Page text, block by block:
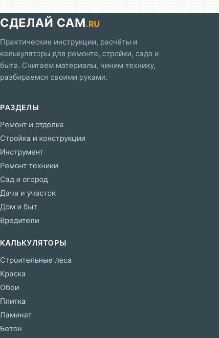
СДЕЛАЙ САМ.RU
Практические инструкции, расчёты и
калькуляторы для ремонта, стройки, сада и
быта. Считаем материалы, чиним технику,
разбираемся своими руками.
РАЗДЕЛЫ
Ремонт и отделка
Стройка и конструкции
Инструмент
Ремонт техники
Сад и огород
Дача и участок
Дом и быт
Вредители
КАЛЬКУЛЯТОРЫ
Строительные леса
Краска
Обои
Плитка
Ламинат
Бетон